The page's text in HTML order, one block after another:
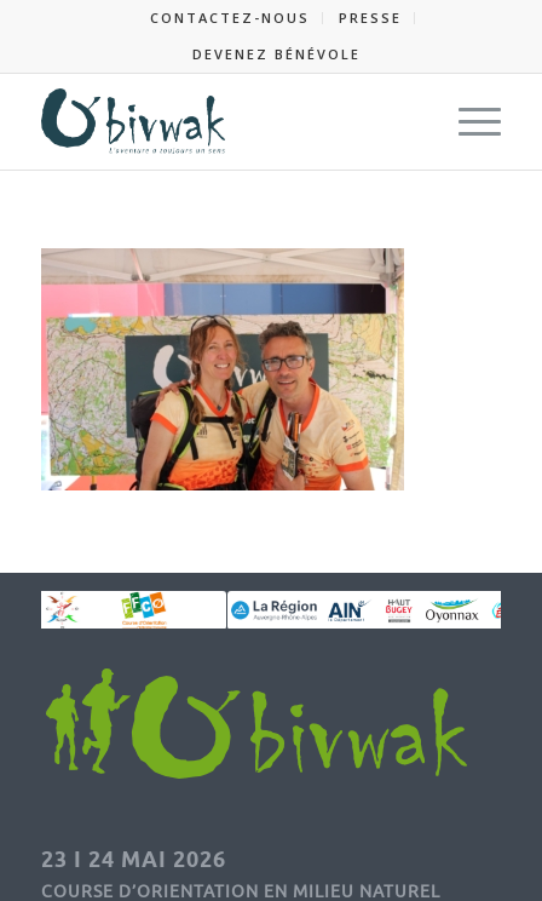
CONTACTEZ-NOUS
PRESSE
DEVENEZ BÉNÉVOLE
23 I 24 MAI 2026
COURSE D’ORIENTATION EN MILIEU NATUREL